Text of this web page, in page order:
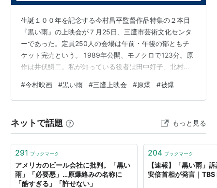
北村和夫
市原悦子
原ひさ子
沢たまき
etc.
[DVD]
出版社/メーカー:東北新社
発売日:2004/07/23
クリック: 36回
この商品を含むブログ (26件) を見る
生誕１００年を記念する今村昌平監督作品特集の２本目
『黒い雨』の上映会が７月25日、三鷹市芸術文化センタ
ーであった。定員250人の会場は午前・午後の部ともチ
ケット完売という。 1989年公開、モノクロで123分。原
作は井伏鱒二。私が知っている役者は田中好子、北村和
一、三木のり平、石丸謙二郎といったところだ。圧倒的
に故人が多い。 広島に投下された原子爆弾の威力、例え
なり街のあちこちに転がる死体、大やけどを負って街を
さまよう人々と、目をそむけたくなる惨状が記録映画の
ように再現される。 映画のタイトル「…
#今村映画 #黒い雨 #三鷹上映会 #原爆 #被爆
ネットで話題 もっと見る
291 ブックマーク
アメリカのビール会社に批判。「黒い
雨」「必要悪」…原爆絡みの名称に
「酷すぎる」「許せない」
204 ブックマーク
【速報】「黒い雨」
安倍首相が発言｜